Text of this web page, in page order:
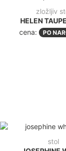
zložljiv
HELEN
cena:
PO
OPERA